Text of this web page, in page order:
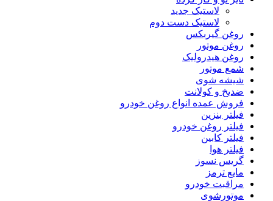
لاستیک جدید
لاستیک دست دوم
روغن گیربکس
روغن موتور
روغن هیدرولیک
شمع موتور
شیشه شوی
ضدیخ و کولانت
فروش عمده انواع روغن خودرو
فیلتر بنزین
فیلتر روغن خودرو
فیلتر کابین
فیلتر هوا
گریس نسوز
مایع ترمز
مراقبت خودرو
موتورشوی